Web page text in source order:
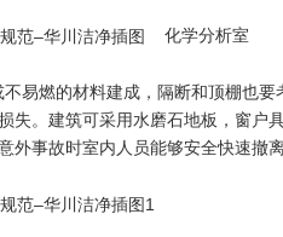
化学分析室
易燃的材料建成，隔断和顶棚也要
失。建筑可采用水磨石地板，窗户
外事故时室内人员能够安全快速撤离